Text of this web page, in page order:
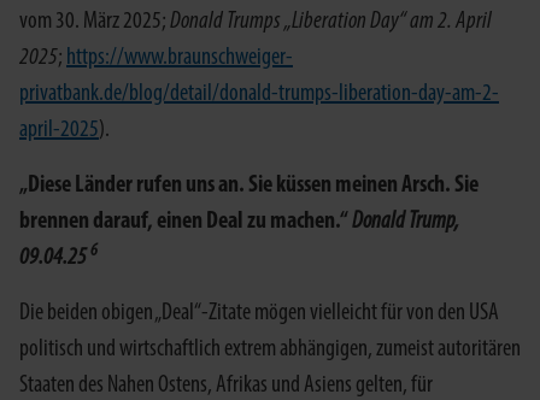
vom 30. März 2025; Donald Trumps „Liberation Day“ am 2. April
2025; https://www.braunschweiger-
privatbank.de/blog/detail/donald-trumps-liberation-day-am-2-
april-2025).
„Diese Länder rufen uns an. Sie küssen meinen Arsch. Sie
brennen darauf, einen Deal zu machen.“ Donald Trump,
09.04.25 6
Die beiden obigen „Deal“-Zitate mögen vielleicht für von den USA
politisch und wirtschaftlich extrem abhängigen, zumeist autoritären
Staaten des Nahen Ostens, Afrikas und Asiens gelten, für